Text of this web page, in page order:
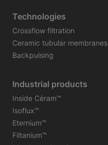
Technologies
Crossflow filtration
Ceramic tubular membranes
Backpulsing
Industrial products
Inside Céram™
Isoflux™
Eternium™
Filtanium™